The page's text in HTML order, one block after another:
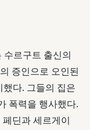
르구트 출신의
증인으로 오인된
다. 그들의 집은
폭력을 행사했다.
딘과 세르게이